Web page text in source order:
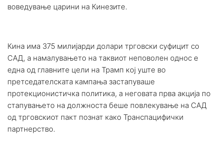
воведување царини на Кинезите.
Кина има 375 милијарди долари трговски суфицит со
САД, а намалувањето на таквиот неповолен однос е
една од главните цели на Трамп кој уште во
претседателската кампања застапуваше
протекционистичка политика, а неговата прва акција по
стапувањето на должноста беше повлекување на САД
од трговскиот пакт познат како Транспацифички
партнерство.